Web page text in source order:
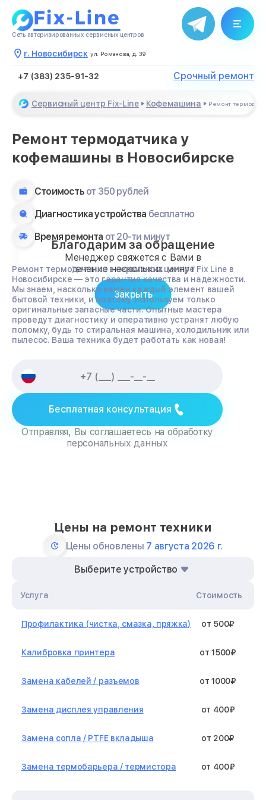
Сеть авторизированных сервисных центров
г. Новосибирск ул. Романова, д. 39
+7 (383) 235-91-32 Срочный ремонт
Сервисный центр Fix-Line Кофемашина Ремонт
Ремонт термодатчика у
кофемашины в Новосибирске
Стоимость от 350 рублей
Диагностика устройства бесплатно
Время ремонта от 20-ти минут
Ремонт термодатчика в сервисном центре Fix Line в
Новосибирске — это гарантия качества и надежности.
Мы знаем, насколько важен каждый элемент вашей
бытовой техники, и поэтому используем только
оригинальные запасные части. Опытные мастера
проведут диагностику и оперативно устранят любую
поломку, будь то стиральная машина, холодильник или
пылесос. Ваша техника будет работать как новая!
Бесплатная консультация
Отправляя, Вы соглашаетесь на обработку
персональных данных
Цены на ремонт техники
Цены обновлены 7 августа 2026 г.
Выберите устройство
Услуга Стоимость
Профилактика (чистка, смазка, пряжка) от 500₽
Калибровка принтера от 1500₽
Замена кабелей / разъемов от 1000₽
Замена дисплея управления от 400₽
Замена сопла / PTFE вкладыша от 200₽
Замена термобарьера / термистора от 400₽
Благодарим за обращение
Менеджер свяжется с Вами в
течение нескольких минут
Закрыть